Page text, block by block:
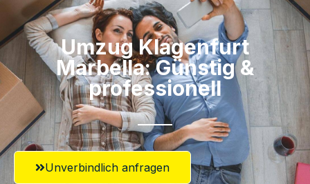
Umzug Klagenfurt​
Marbella: Günstig &
professionell​
Unverbindlich anfragen